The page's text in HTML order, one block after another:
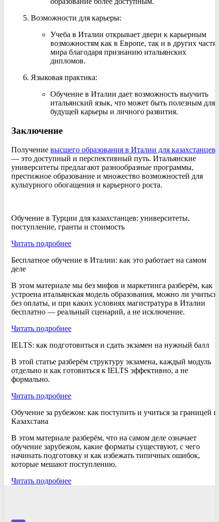
Возможности для карьеры:
Учеба в Италии открывает двери к карьерным
возможностям как в Европе, так и в других
мира благодаря признанию итальянских
дипломов.
Языковая практика:
Обучение в Италии дает возможность выучить
итальянский язык, что может быть полезным для
будущей карьеры и личного развития.
Заключение
Получение высшего образования в Италии для казахстанцев
— это доступный и перспективный путь. Итальянские
университеты предлагают разнообразные программы,
престижное образование и множество возможностей для
культурного обогащения и карьерного роста.
Обучение в Турции для казахстанцев: университеты,
поступление, гранты и стоимость
Читать подробнее
Бесплатное обучение в Италии: как это работает на самом
деле
В этом материале мы без мифов и маркетинга разберём, как
устроена итальянская модель образования, можно ли учиться
без оплаты, и при каких условиях магистратура в Италии
бесплатно — реальный сценарий, а не исключение.
Читать подробнее
IELTS: как подготовиться и сдать экзамен на нужный балл
В этой статье разберём структуру экзамена, каждый модуль
отдельно и как готовиться к IELTS эффективно, а не
формально.
Читать подробнее
Обучение за рубежом: как поступить и учиться за границей
Казахстана
В этом материале разберём, что на самом деле означает
обучение зарубежом, какие форматы существуют, с чего
начинать подготовку и как избежать типичных ошибок,
которые мешают поступлению.
Читать подробнее